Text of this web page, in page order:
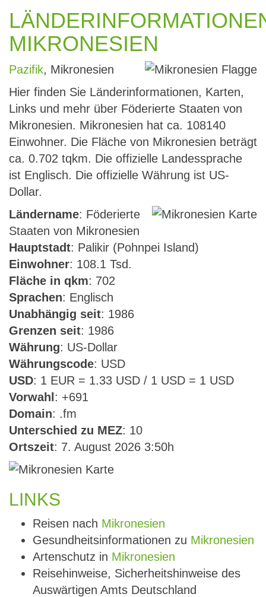
MIKRONESIEN
Pazifik, Mikronesien
Hier finden Sie Länderinformationen, Karten,
Links und mehr über Föderierte Staaten von
Mikronesien. Mikronesien hat ca. 108140
Einwohner. Die Fläche von Mikronesien beträgt
ca. 0.702 tqkm. Die offizielle Landessprache
ist Englisch. Die offizielle Währung ist US-
Dollar.
Ländername: Föderierte
Staaten von Mikronesien
Hauptstadt: Palikir (Pohnpei Island)
Einwohner: 108.1 Tsd.
Fläche in qkm: 702
Sprachen: Englisch
Unabhängig seit: 1986
Grenzen seit: 1986
Währung: US-Dollar
Währungscode: USD
USD: 1 EUR = 1.33 USD / 1 USD = 1 USD
Vorwahl : +691
Domain: .fm
Unterschied zu MEZ: 10
Ortszeit: 7. August 2026 3:50h
LINKS
Reisen nach Mikronesien
Gesundheitsinformationen zu Mikronesien
Artenschutz in Mikronesien
Reisehinweise, Sicherheitshinweise des
Auswärtigen Amts Deutschland